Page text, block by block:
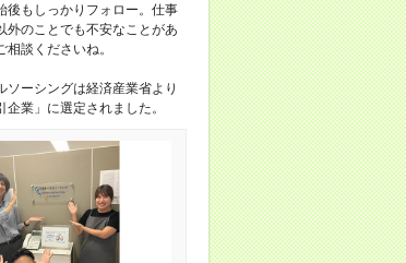
後もしっかりフォロー。仕事
外のことでも不安なことがあ
談くださいね。
ーシングは経済産業省より
企業」に選定されました。